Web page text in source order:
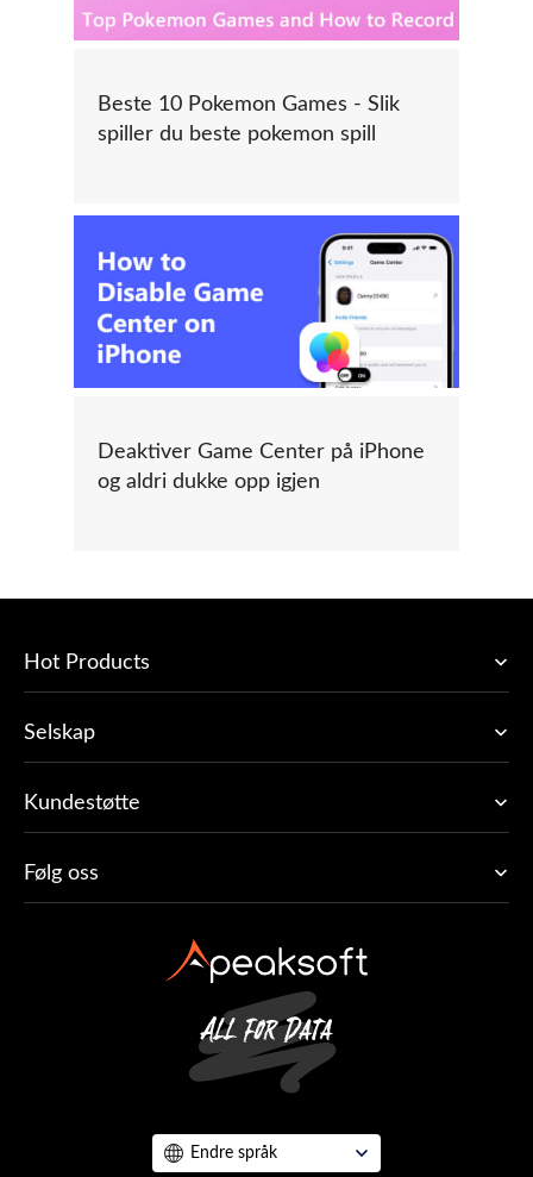
Beste 10 Pokemon Games - Slik
spiller du beste pokemon spill
Deaktiver Game Center på iPhone
og aldri dukke opp igjen
Hot Products
Selskap
Kundestøtte
Følg oss
Endre språk